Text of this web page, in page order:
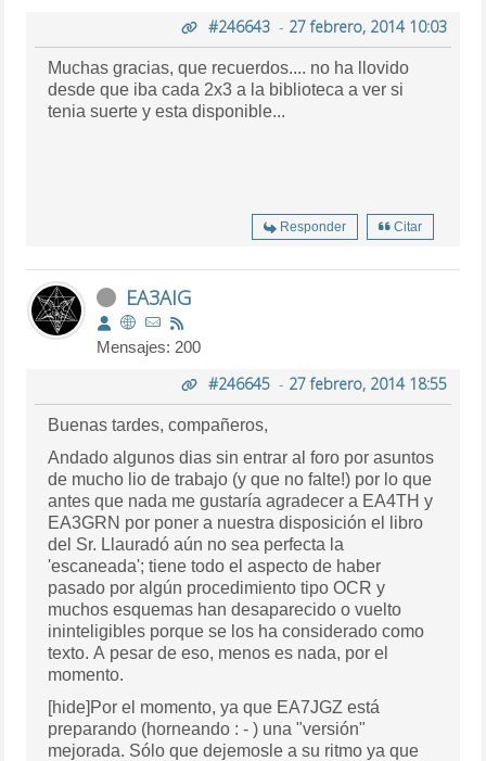
#246643- 27 febrero, 2014 10:03
Muchas gracias, que recuerdos.... no ha llovido
desde que iba cada 2x3 a la biblioteca a ver si
tenia suerte y esta disponible...
Responder Citar
EA3AIG
Mensajes: 200
#246645- 27 febrero, 2014 18:55
Buenas tardes, compañeros,
Andado algunos dias sin entrar al foro por asuntos
de mucho lio de trabajo (y que no falte!) por lo que
antes que nada me gustaría agradecer a EA4TH y
EA3GRN por poner a nuestra disposición el libro
del Sr. Llauradó aún no sea perfecta la
'escaneada'; tiene todo el aspecto de haber
pasado por algún procedimiento tipo OCR y
muchos esquemas han desaparecido o vuelto
ininteligibles porque se los ha considerado como
texto. A pesar de eso, menos es nada, por el
momento.
[hide]Por el momento, ya que EA7JGZ está
preparando (horneando : - ) una "versión"
mejorada. Sólo que dejemosle a su ritmo ya que